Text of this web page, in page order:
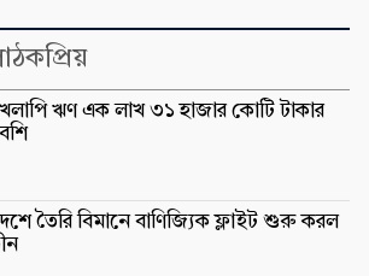
ঋণ এক লাখ ৩১ হাজার কোটি টাকার
তৈরি বিমানে বাণিজ্যিক ফ্লাইট শুরু করল